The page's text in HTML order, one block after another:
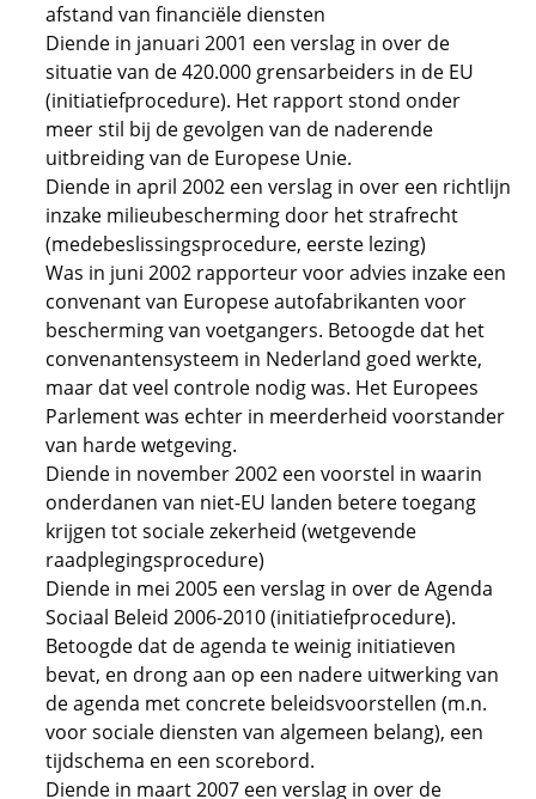
afstand van financiële diensten
Diende in januari 2001 een verslag in over de
situatie van de 420.000 grensarbeiders in de EU
(initiatiefprocedure). Het rapport stond onder
meer stil bij de gevolgen van de naderende
uitbreiding van de Europese Unie.
Diende in april 2002 een verslag in over een richtlijn
inzake milieubescherming door het strafrecht
(medebeslissingsprocedure, eerste lezing)
Was in juni 2002 rapporteur voor advies inzake een
convenant van Europese autofabrikanten voor
bescherming van voetgangers. Betoogde dat het
convenantensysteem in Nederland goed werkte,
maar dat veel controle nodig was. Het Europees
Parlement was echter in meerderheid voorstander
van harde wetgeving.
Diende in november 2002 een voorstel in waarin
onderdanen van niet-EU landen betere toegang
krijgen tot sociale zekerheid (wetgevende
raadplegingsprocedure)
Diende in mei 2005 een verslag in over de Agenda
Sociaal Beleid 2006-2010 (initiatiefprocedure).
Betoogde dat de agenda te weinig initiatieven
bevat, en drong aan op een nadere uitwerking van
de agenda met concrete beleidsvoorstellen (m.n.
voor sociale diensten van algemeen belang), een
tijdschema en een scorebord.
Diende in maart 2007 een verslag in over de